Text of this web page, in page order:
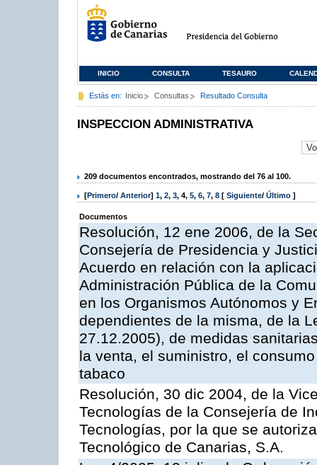
INICIO CONSULTA TESAURO
Estás en: Inicio Consultas Resultado Consulta
INSPECCION ADMINISTRATIVA
209 documentos encontrados, mostrando del 76 al 100.
[Primero/ Anterior] 1, 2, 3, 4, 5, 6, 7, 8 [ Siguiente/ Último ]
Documentos
Resolución, 12 ene 2006, de la
Consejería de Presidencia y
Acuerdo en relación con la
Administración Pública de la
en los Organismos Autónomos y
dependientes de la misma, de la
27.12.2005), de medidas
la venta, el suministro, el
tabaco
Resolución, 30 dic 2004, de la
Tecnologías de la Consejería de
Tecnologías, por la que se
Tecnológico de Canarias, S.A.